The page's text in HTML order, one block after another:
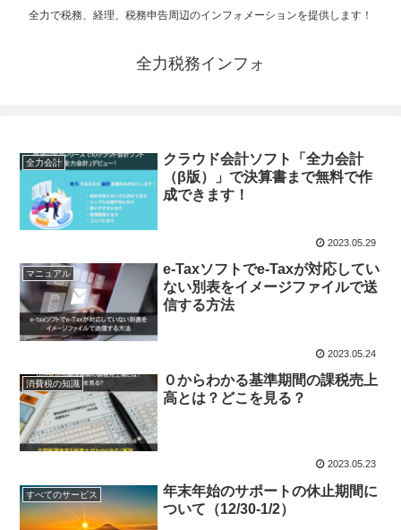
全力で税務、経理、税務申告周辺のインフォメーションを提供します！
全力税務インフォ
全力会計
クラウド会計ソフト「全力会計
（β版）」で決算書まで無料で作
成できます！
2023.05.29
マニュアル
e-Taxソフトでe-Taxが対応してい
ない別表をイメージファイルで送
信する方法
2023.05.24
消費税の知識
０からわかる基準期間の課税売上
高とは？どこを見る？
2023.05.23
すべてのサービス
年末年始のサポートの休止期間に
ついて（12/30-1/2）